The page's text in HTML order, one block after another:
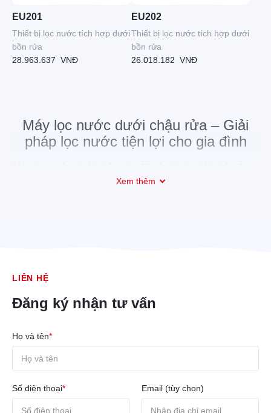
EU201
Thiết bị lọc nước tích hợp dưới
bồn rửa
28.963.637 VNĐ
EU202
Thiết bị lọc nước tích hợp dưới
bồn rửa
26.018.182 VNĐ
Máy lọc nước dưới chậu rửa – Giải
pháp lọc nước tiện lợi cho gia đình
ưa chuộng nhờ thiết kế thông minh, tính năng vượt trội và
Xem thêm
LIÊN HỆ
Đăng ký nhận tư vấn
Họ và tên*
Số điện thoại* Email (tùy chọn)